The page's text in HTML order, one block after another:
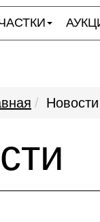
Новости